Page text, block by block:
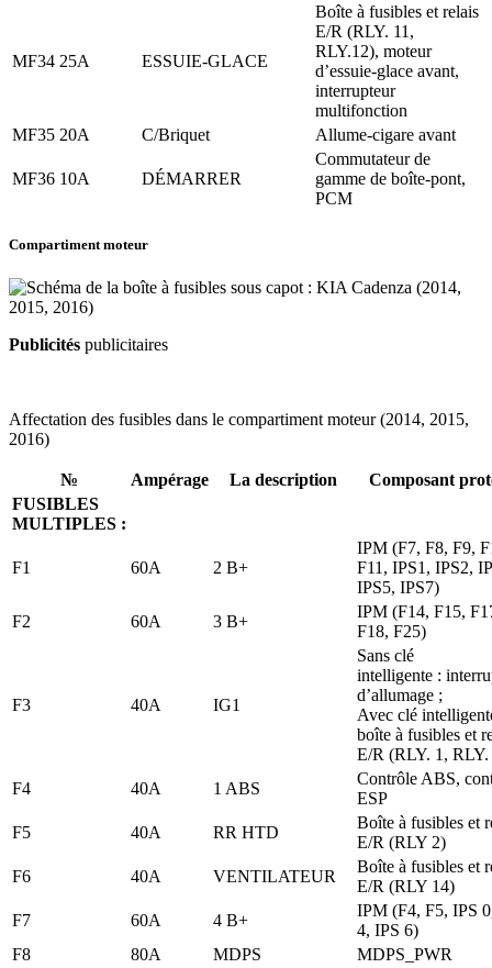
MF34 25A ESSUIE-GLACE
Boîte à fusibles et relais
E/R (RLY. 11,
RLY.12), moteur
d’essuie-glace avant,
interrupteur
multifonction
MF35 20A C/Briquet Allume-cigare avant
MF36 10A DÉMARRER
Commutateur de
gamme de boîte-pont,
PCM
Compartiment moteur
Publicités publicitaires
Affectation des fusibles dans le compartiment moteur (2014, 2015,
2016)
№ Ampérage La description
Composant
FUSIBLES
MULTIPLES :
F1 60A 2 B+
IPM (F7, F8, F9,
F11, IPS1, IPS2,
IPS5, IPS7)
F2
60A 3 B+
IPM (F14, F15,
F18, F25)
F3 40A IG1
Sans clé
intelligente :
d’allumage ;
Avec clé
boîte à fusibles et
E/R (RLY. 1, RLY.
F4
40A 1 ABS
Contrôle ABS,
ESP
F5
40A RR HTD
Boîte à fusibles et
E/R (RLY 2)
F6
40A VENTILATEUR
Boîte à fusibles et
E/R (RLY 14)
F7
60A 4 B+
IPM (F4, F5, IPS
4, IPS 6)
F8
80A MDPS
MDPS_PWR